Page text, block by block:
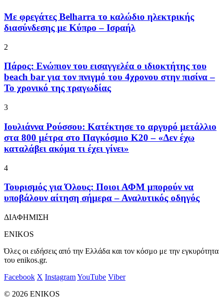
Με φρεγάτες Belharra το καλώδιο ηλεκτρικής
διασύνδεσης με Κύπρο – Ισραήλ
2
Πάρος: Ενώπιον του εισαγγελέα ο ιδιοκτήτης του
beach bar για τον πνιγμό του 4χρονου στην πισίνα –
Το χρονικό της τραγωδίας
3
Ιουλιάννα Ρούσσου: Κατέκτησε το αργυρό μετάλλιο
στα 800 μέτρα στο Παγκόσμιο Κ20 – «Δεν έχω
καταλάβει ακόμα τι έχει γίνει»
4
Τουρισμός για Όλους: Ποιοι ΑΦΜ μπορούν να
υποβάλουν αίτηση σήμερα – Αναλυτικός οδηγός
ΔΙΑΦΗΜΙΣΗ
ENIKOS
Όλες οι ειδήσεις από την Ελλάδα και τον κόσμο με την εγκυρότητα
του enikos.gr.
Facebook X InstagramYouTube Viber
© 2026 ENIKOS